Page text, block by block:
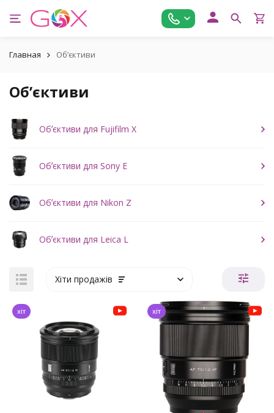
Главная Обʼєктиви
Обʼєктиви
Обʼєктиви для Fujifilm X
Обʼєктиви для Sony E
Обʼєктиви для Nikon Z
Обʼєктиви для Leica L
Хіти продажів
хіт хіт